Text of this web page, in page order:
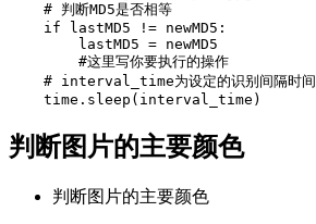
    # 判断MD5是否相等
    if lastMD5 != newMD5:
        lastMD5 = newMD5
        #这里写你要执行的操作
    # interval_time为设定的识别间隔时间
    time.sleep(interval_time)
判断图片的主要颜色
判断图片的主要颜色